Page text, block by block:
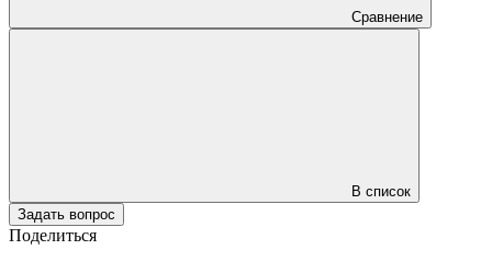
Сравнение
В список
Задать вопрос
Поделиться